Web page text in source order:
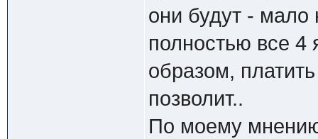
они будут - мало
полностью все 4
образом,
позволит..
По моему